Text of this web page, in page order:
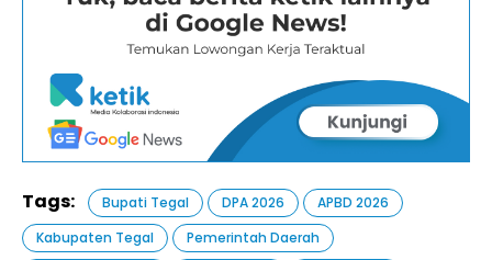
Tags: Bupati Tegal DPA 2026
APBD 2026
Kabupaten Tegal
Pemerintah Daerah